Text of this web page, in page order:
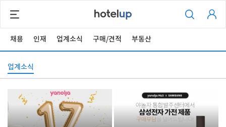
채용 인재 업계소식 구매/견적 부동산
업계소식